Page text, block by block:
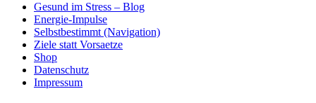
Gesund im Stress – Blog
Energie-Impulse
Selbstbestimmt (Navigation)
Ziele statt Vorsaetze
Shop
Datenschutz
Impressum